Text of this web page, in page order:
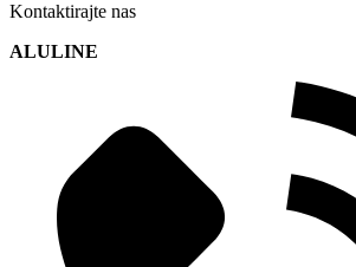
Kontaktirajte nas
ALULINE